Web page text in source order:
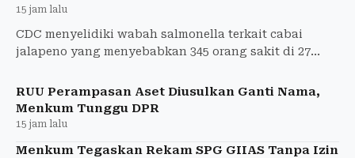
15 jam lalu
CDC menyelidiki wabah salmonella terkait cabai
jalapeno yang menyebabkan 345 orang sakit di 27
RUU Perampasan Aset Diusulkan Ganti Nama,
Menkum Tunggu DPR
15 jam lalu
Menkum Tegaskan Rekam SPG GIIAS Tanpa Izin